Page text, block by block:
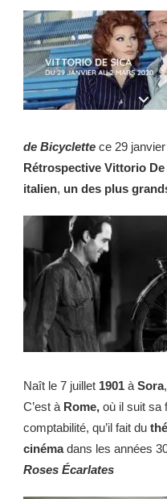
de Bicyclette ce 29
Rétrospective Vittorio De
italien, un des plus
Naît le 7 juillet 1901 à Sora
C’est à Rome, où il suit sa
comptabilité, qu’il fait du
cinémadans les années
Roses Écarlates